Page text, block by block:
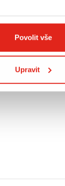
Povolit vše
Upravit
OLEJ 10W-30 MA